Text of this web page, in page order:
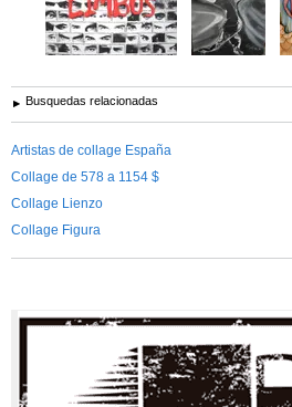
Busquedas relacionadas
Artistas de collage España
Collage de 578 a 1154 $
Collage Lienzo
Collage Figura